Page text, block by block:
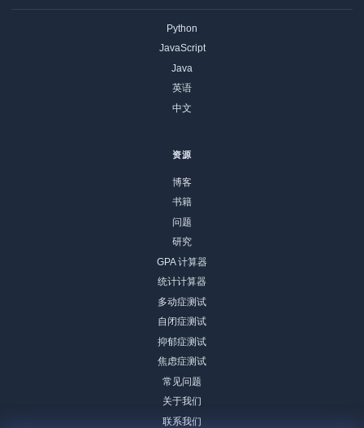
Python
JavaScript
Java
英语
中文
资源
博客
书籍
问题
研究
GPA 计算器
统计计算器
多动症测试
自闭症测试
抑郁症测试
焦虑症测试
常见问题
关于我们
联系我们